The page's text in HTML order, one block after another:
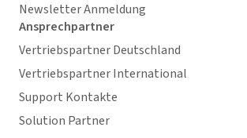
Newsletter Anmeldung
Ansprechpartner
Vertriebspartner Deutschland
Vertriebspartner International
Support Kontakte
Solution Partner